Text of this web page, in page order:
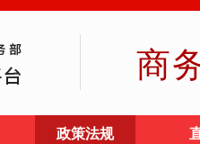
商
政策法规